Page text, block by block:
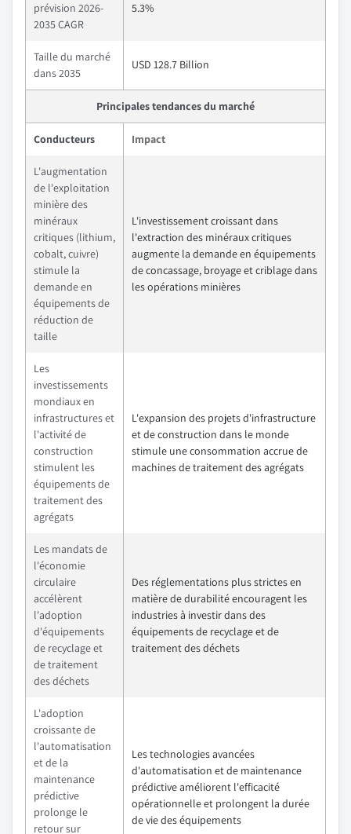
prévision 2026-
2035 CAGR
5.3%
Taille du marché
dans 2035
USD 128.7 Billion
Principales tendances du marché
Conducteurs Impact
L'augmentation
de l'exploitation
minière des
minéraux
critiques (lithium,
cobalt, cuivre)
stimule la
demande en
équipements de
réduction de
taille
L'investissement croissant dans
l'extraction des minéraux critiques
augmente la demande en équipements
de concassage, broyage et criblage dans
les opérations minières
Les
investissements
mondiaux en
infrastructures et
l'activité de
construction
stimulent les
équipements de
traitement des
agrégats
L'expansion des projets d'infrastructure
et de construction dans le monde
stimule une consommation accrue de
machines de traitement des agrégats
Les mandats de
l'économie
circulaire
accélèrent
l'adoption
d'équipements
de recyclage et
de traitement
des déchets
Des réglementations plus strictes en
matière de durabilité encouragent les
industries à investir dans des
équipements de recyclage et de
traitement des déchets
L'adoption
croissante de
l'automatisation
et de la
maintenance
prédictive
prolonge le
retour sur
Les technologies avancées
d'automatisation et de maintenance
prédictive améliorent l'efficacité
opérationnelle et prolongent la durée
de vie des équipements